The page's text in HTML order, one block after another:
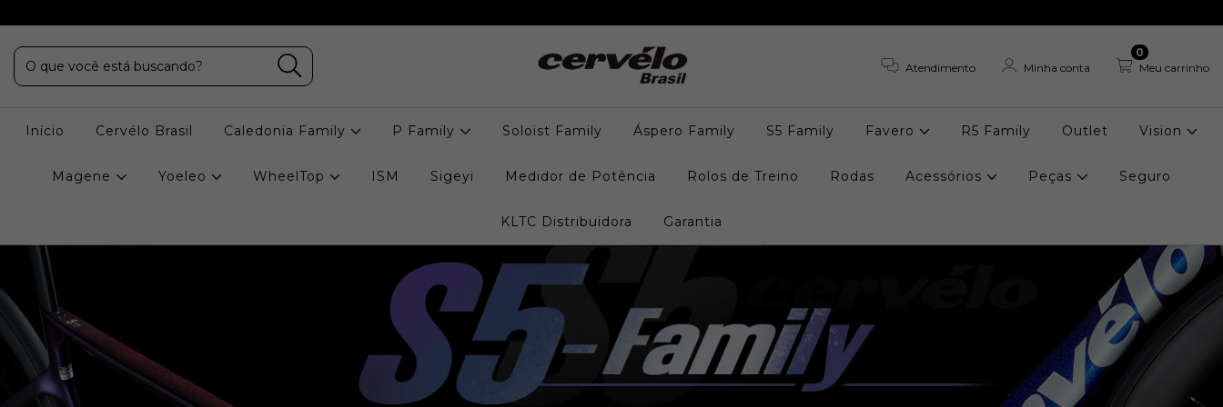
Atendimento Minha conta Meu carrinho
0
Início Cervélo Brasil Caledonia Family P Family Soloist Family Áspero Family S5 Family Favero R5 Family Outlet Vision
Magene Yoeleo WheelTop ISM Sigeyi Medidor de Potência Rolos de Treino Rodas Acessórios Peças Seguro
KLTC Distribuidora Garantia